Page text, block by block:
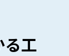
る工